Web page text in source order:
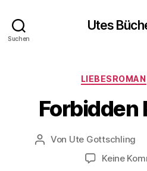
Suchen
Utes
LIEBESROMAN
Forbidden
Beitragsautor
Von Ute Gottschling
Keine